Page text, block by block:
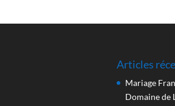
Articles
Mariage
Domaine de